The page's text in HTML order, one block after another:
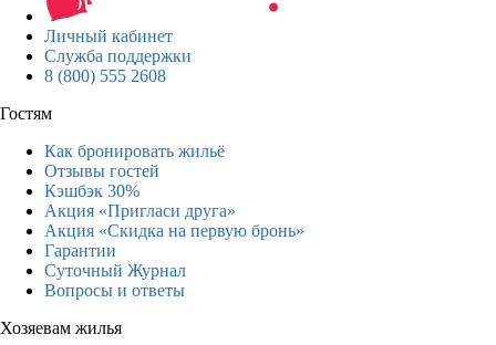
Личный кабинет
Служба поддержки
8 (800) 555 2608
Гостям
Как бронировать жильё
Отзывы гостей
Кэшбэк 30%
Акция «Пригласи друга»
Акция «Скидка на первую бронь»
Гарантии
Суточный Журнал
Вопросы и ответы
Хозяевам жилья